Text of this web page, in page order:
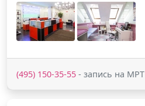
(495) 150-35-55 - запись на МРТ